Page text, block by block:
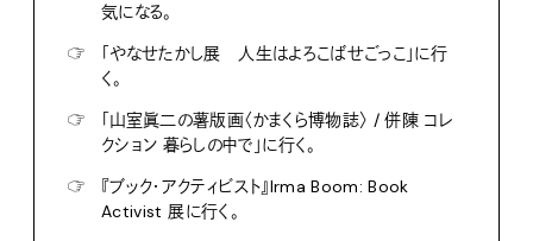
気になる。
☞
「やなせたかし展 人生はよろこばせごっこ」に行
く。
☞
「山室眞二の薯版画〈かまくら博物誌〉 / 併陳 コレ
クション 暮らしの中で」に行く。
☞
『ブック・アクティビスト』Irma Boom: Book
Activist 展に行く。